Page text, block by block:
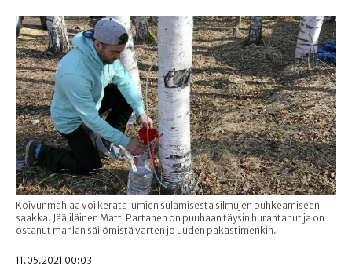
Koivunmahlaa voi kerätä lumien sulamisesta silmujen puhkeamiseen
saakka. Jääliläinen Matti Partanen on puuhaan täysin hurahtanut ja on
ostanut mahlan säilömistä varten jo uuden pakastimenkin.
11.05.2021 00:03